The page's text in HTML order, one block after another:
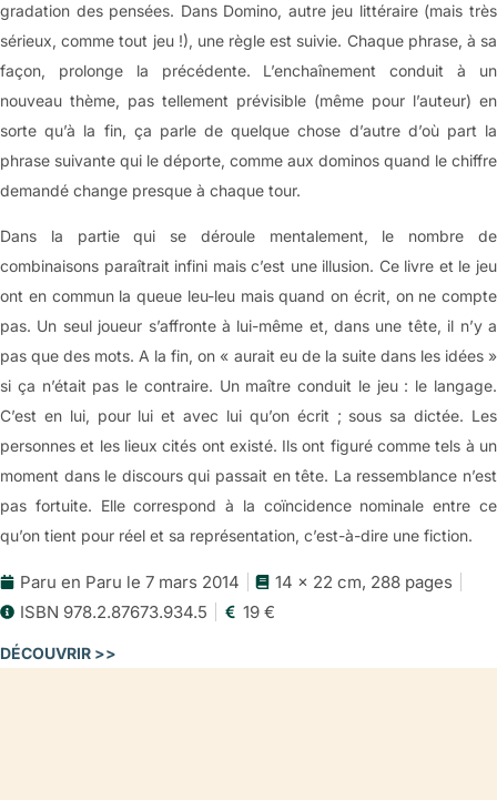
gradation des pensées. Dans Domino, autre jeu littéraire (mais très
sérieux, comme tout jeu !), une règle est suivie. Chaque phrase, à sa
façon, prolonge la précédente. L’enchaînement conduit à un
nouveau thème, pas tellement prévisible (même pour l’auteur) en
sorte qu’à la fin, ça parle de quelque chose d’autre d’où part la
phrase suivante qui le déporte, comme aux dominos quand le chiffre
demandé change presque à chaque tour.
Dans la partie qui se déroule mentalement, le nombre de
combinaisons paraîtrait infini mais c’est une illusion. Ce livre et le jeu
ont en commun la queue leu-leu mais quand on écrit, on ne compte
pas. Un seul joueur s’affronte à lui-même et, dans une tête, il n’y a
pas que des mots. A la fin, on « aurait eu de la suite dans les idées »
si ça n’était pas le contraire. Un maître conduit le jeu : le langage.
C’est en lui, pour lui et avec lui qu’on écrit ; sous sa dictée. Les
personnes et les lieux cités ont existé. Ils ont figuré comme tels à un
moment dans le discours qui passait en tête. La ressemblance n’est
pas fortuite. Elle correspond à la coïncidence nominale entre ce
qu’on tient pour réel et sa représentation, c’est-à-dire une fiction.
Paru en Paru le 7 mars 2014
14 x 22 cm, 288 pages
ISBN 978.2.87673.934.5
19 €
DÉCOUVRIR >>